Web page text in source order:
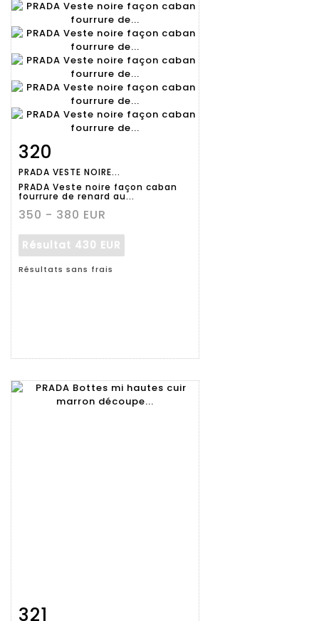
Fiche
détaillée
320
PRADA VESTE NOIRE...
PRADA Veste noire façon caban
fourrure de renard au...
350 - 380 EUR
Résultat 430 EUR
Résultats sans frais
321